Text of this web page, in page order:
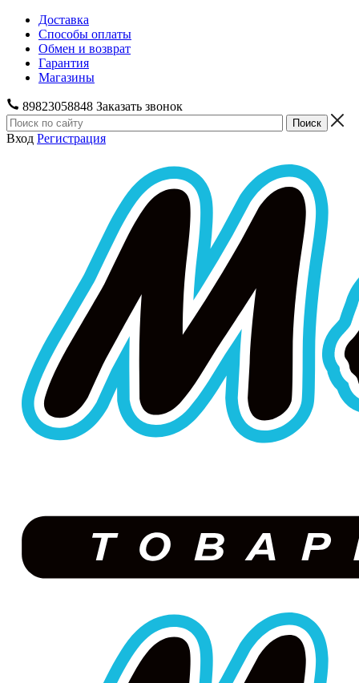
Доставка
Способы оплаты
Обмен и возврат
Гарантия
Магазины
89823058848 Заказать звонок
Вход Регистрация